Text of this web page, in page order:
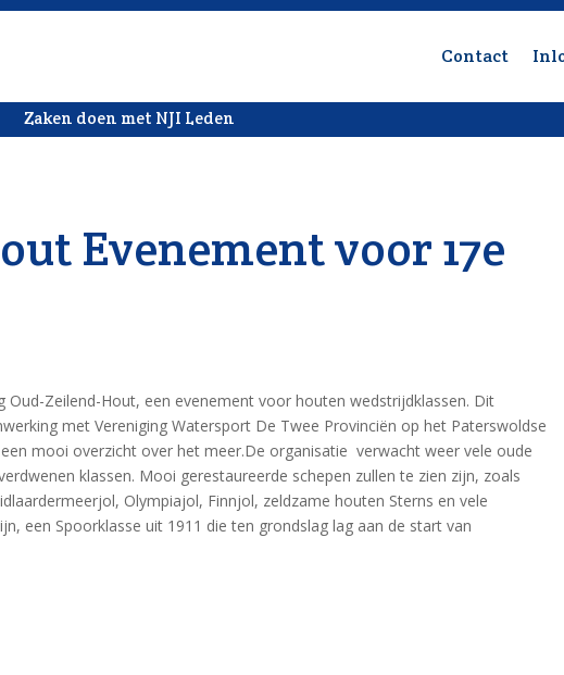
Contact
Zaken doen met NJI Leden
Evenement voor 17e
Oud-Zeilend-Hout, een evenement voor houten wedstrijdklassen. Dit
met Vereniging Watersport De Twee Provinciën op het Paterswoldse
mooi overzicht over het meer.De organisatie verwacht weer vele oude
klassen. Mooi gerestaureerde schepen zullen te zien zijn, zoals
Olympiajol, Finnjol, zeldzame houten Sterns en vele
een Spoorklasse uit 1911 die ten grondslag lag aan de start van